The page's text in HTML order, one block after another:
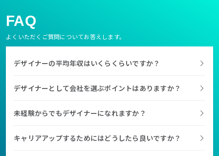
FAQ
よくいただくご質問についてお答えします。
デザイナーの平均年収はいくらくらいですか？
デザイナーとして会社を選ぶポイントはありますか？
未経験からでもデザイナーになれますか？
キャリアアップするためにはどうしたら良いですか？